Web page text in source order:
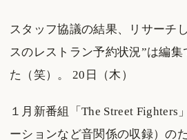
スタッフ協議の結果、リサーチ
スのレストラン予約状況”は編
た（笑）。 20日（木）
１月新番組「The Street Fighters
ーションなど音関係の収録）の